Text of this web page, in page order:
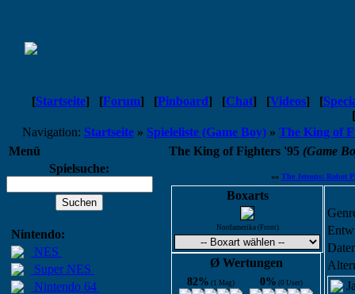
[Startseite] [Forum] [Pinboard] [Chat] [Videos] [
[
Navigation: Startseite » Spieleliste (Game Boy) » The King of
Menü
The King of Fighters '95 (Game
Spielsuche:
Nintendo:
NES
Super NES
Nintendo 64
«« The Jetsons: Robot
Boxarts
Nordamerika (Front)
Ø Wertungen
82% (1 Mag) 0% (0 User)